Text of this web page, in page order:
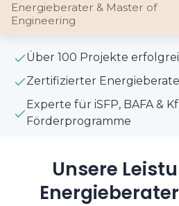
Energieberater & Master of
Engineering
Über 100 Projekte
Zertifizierter
Experte für iSFP, BAFA &
Förderprogramme
Unsere